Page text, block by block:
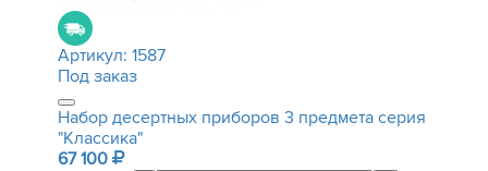
Артикул: 1587
Под заказ
Набор десертных приборов 3 предмета серия
"Классика"
67 100